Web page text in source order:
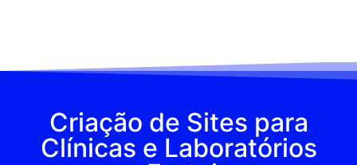
Criação de Sites para
Clínicas e Laboratórios